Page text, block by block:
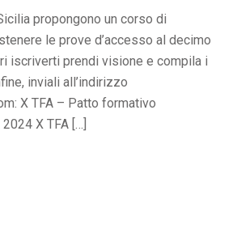
propongono un corso di
le prove d’accesso al decimo
iscriverti prendi visione e compila i
inviali all’indirizzo
X TFA – Patto formativo
X TFA […]